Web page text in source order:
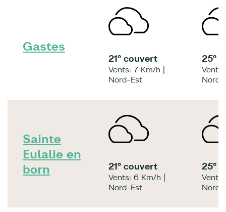
Gastes
21° couvert
Vents: 7 Km/h |
Nord-Est
25°
Nord-
Sainte
Eulalie en
born
21° couvert
Vents: 6 Km/h |
Nord-Est
25°
Nord-